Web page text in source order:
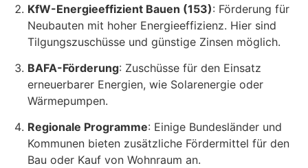
KfW-Energieeffizient Bauen (153): Förderung für
Neubauten mit hoher Energieeffizienz. Hier sind
Tilgungszuschüsse und günstige Zinsen möglich.
BAFA-Förderung: Zuschüsse für den Einsatz
erneuerbarer Energien, wie Solarenergie oder
Wärmepumpen.
Regionale Programme: Einige Bundesländer und
Kommunen bieten zusätzliche Fördermittel für den
Bau oder Kauf von Wohnraum an.